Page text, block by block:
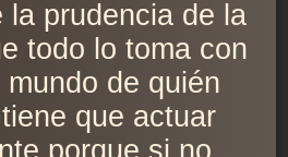
la prudencia de la
todo lo toma con
de quién
que actuar